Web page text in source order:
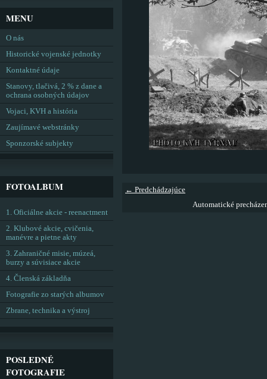
← Predchádzajúce
Automatické
MENU
O nás
Historické vojenské jednotky
Kontaktné údaje
Stanovy, tlačivá, 2 % z dane a
ochrana osobných údajov
Vojaci, KVH a história
Zaujímavé webstránky
Sponzorské subjekty
FOTOALBUM
1. Oficiálne akcie - reenactment
2. Klubové akcie, cvičenia,
manévre a pietne akty
3. Zahraničné misie, múzeá,
burzy a súvisiace akcie
4. Členská základňa
Fotografie zo starých albumov
Zbrane, technika a výstroj
POSLEDNÉ
FOTOGRAFIE